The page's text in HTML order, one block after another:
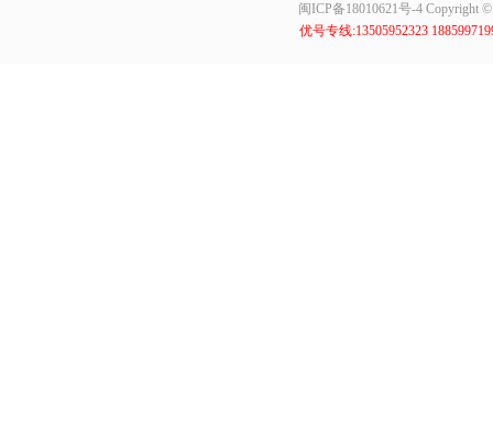
闽ICP备18010621号-4 Copyright
优号专线:13505952323